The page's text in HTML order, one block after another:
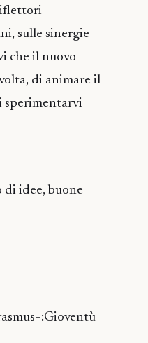
sulle sinergie
che il nuovo
di animare il
sperimentarvi
idee, buone